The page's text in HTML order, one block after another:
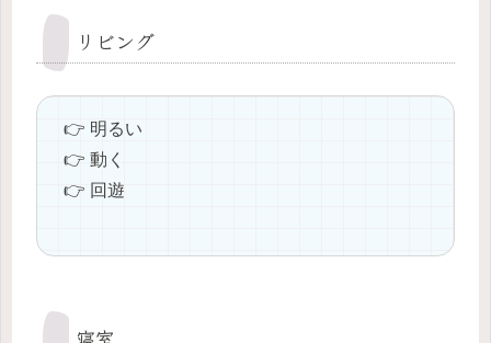
リビング
👉 明るい
👉 動く
👉 回遊